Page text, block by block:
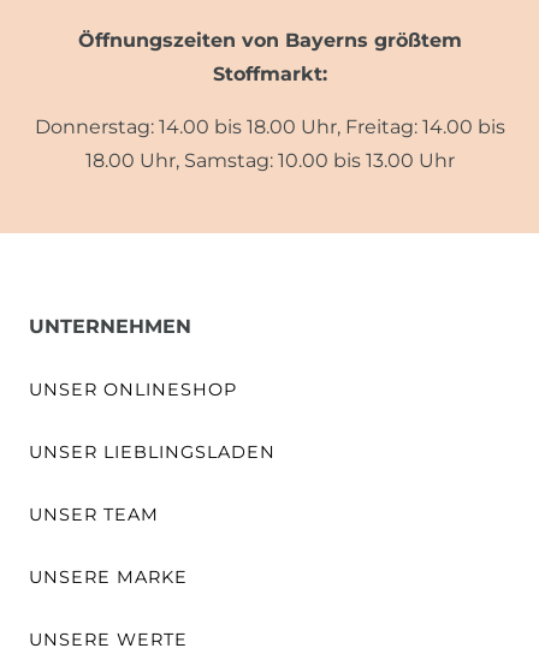
Öffnungszeiten von Bayerns größtem
Stoffmarkt:
Donnerstag: 14.00 bis 18.00 Uhr, Freitag: 14.00 bis
18.00 Uhr, Samstag: 10.00 bis 13.00 Uhr
UNTERNEHMEN
UNSER ONLINESHOP
UNSER LIEBLINGSLADEN
UNSER TEAM
UNSERE MARKE
UNSERE WERTE